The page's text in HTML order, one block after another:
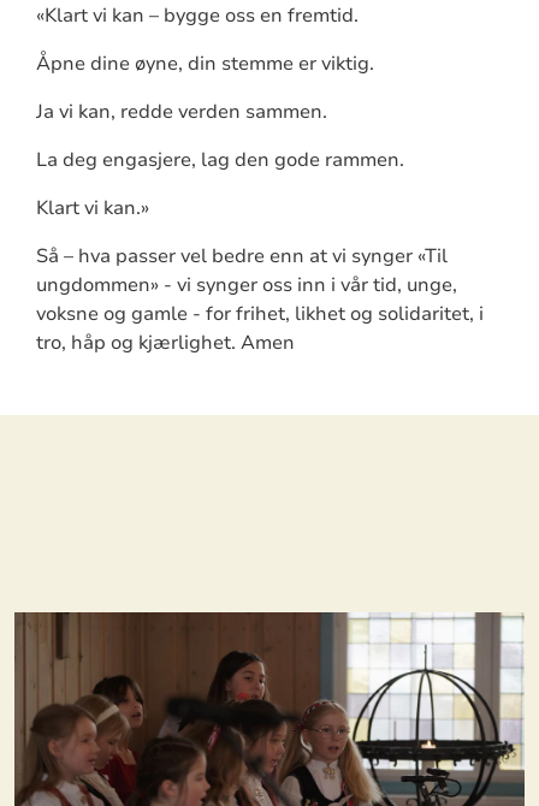
«Klart vi kan – bygge oss en fremtid.
Åpne dine øyne, din stemme er viktig.
Ja vi kan, redde verden sammen.
La deg engasjere, lag den gode rammen.
Klart vi kan.»
Så – hva passer vel bedre enn at vi synger «Til
ungdommen» - vi synger oss inn i vår tid, unge,
voksne og gamle - for frihet, likhet og solidaritet, i
tro, håp og kjærlighet. Amen